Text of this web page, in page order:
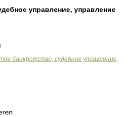
управление, управление
банкротство, судебное управление,